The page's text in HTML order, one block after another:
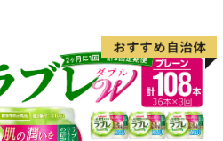
◆米沢市は、ふるさ
本市は、ふるさと納
指定を受けました。
下記指定期間内に本